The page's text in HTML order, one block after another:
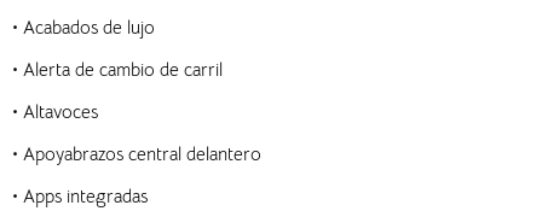
• Acabados de lujo
• Alerta de cambio de carril
• Altavoces
• Apoyabrazos central delantero
• Apps integradas